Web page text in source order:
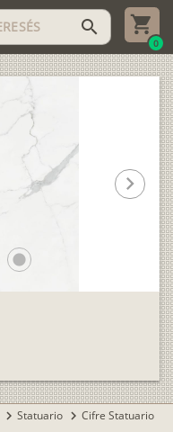
search
0
lens
chevron_right
chevron_right Statuario chevron_right Cifre Statuario